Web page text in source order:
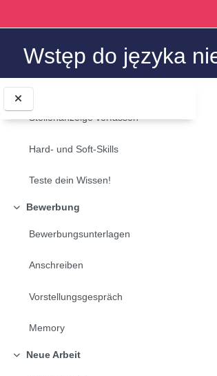
Minimalizuj
Stellenanzeigen
Stellenanzeigen verstehen
Stellenanzeige verfassen
Hard- und Soft-Skills
Teste dein Wissen!
Minimalizuj
Bewerbung
Bewerbungsunterlagen
Anschreiben
Vorstellungsgespräch
Memory
Minimalizuj
Neue Arbeit
Wstęp do języka